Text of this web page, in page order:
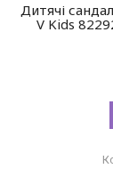
Дитячі
V Kids